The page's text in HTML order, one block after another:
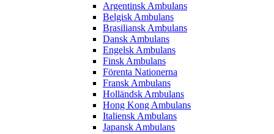
Argentinsk Ambulans
Belgisk Ambulans
Brasiliansk Ambulans
Dansk Ambulans
Engelsk Ambulans
Finsk Ambulans
Förenta Nationerna
Fransk Ambulans
Holländsk Ambulans
Hong Kong Ambulans
Italiensk Ambulans
Japansk Ambulans